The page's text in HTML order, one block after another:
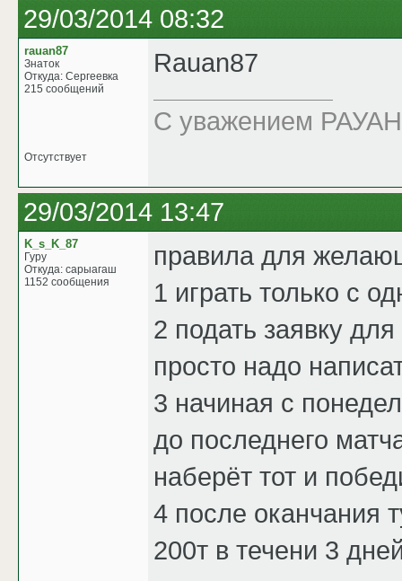
29/03/2014 08:32
rauan87
Знаток
Откуда: Сергеевка
215 сообщений
Rauan87
C уважением
Отсутствует
29/03/2014 13:47
K_s_K_87
Гуру
Откуда: сарыагаш
1152 сообщения
правила для
1 играть только с
2 подать заявку
просто надо
3 начиная с
до последнего
наберёт тот и
4 после оканчания
200т в течени 3